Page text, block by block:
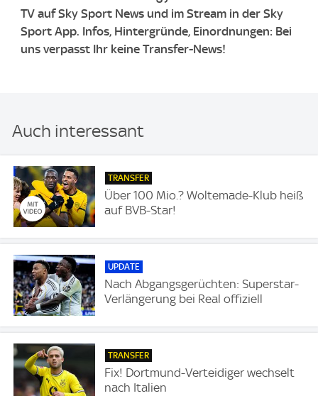
TV auf Sky Sport News und im Stream in der Sky
Sport App. Infos, Hintergründe, Einordnungen: Bei
uns verpasst Ihr keine Transfer-News!
Auch interessant
TRANSFER
Über 100 Mio.? Woltemade-Klub heiß
auf BVB-Star!
UPDATE
Nach Abgangsgerüchten: Superstar-
Verlängerung bei Real offiziell
TRANSFER
Fix! Dortmund-Verteidiger wechselt
nach Italien